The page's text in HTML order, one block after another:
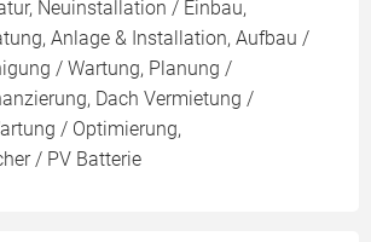
Neuinstallation / Einbau,
Anlage & Installation, Aufbau /
/ Wartung, Planung /
Dach Vermietung /
/ Optimierung,
/ PV Batterie